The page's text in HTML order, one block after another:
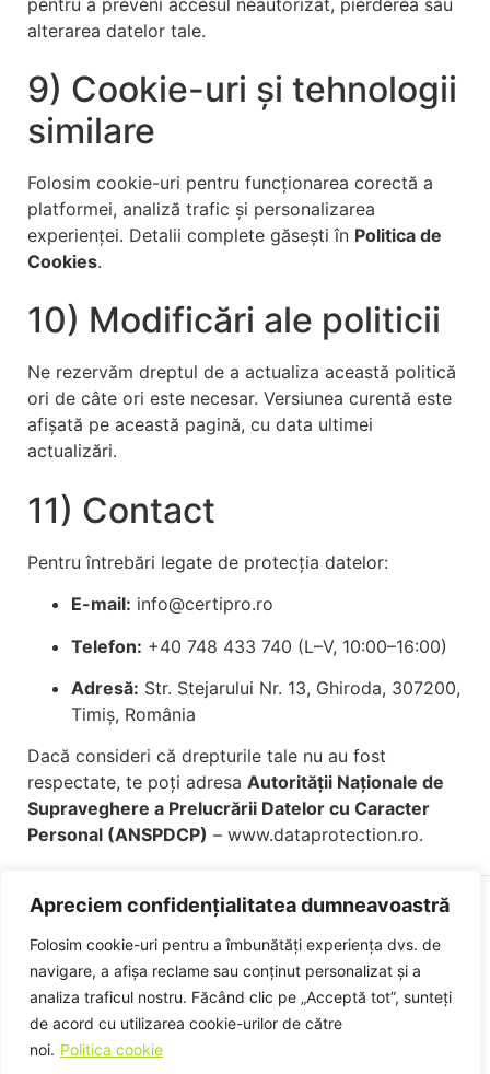
Apreciem confidențialitatea dumneavoastră
Folosim cookie-uri pentru a îmbunătăți experiența dvs. de
navigare, a afișa reclame sau conținut personalizat și a
analiza traficul nostru. Făcând clic pe „Acceptă tot”, sunteți
de acord cu utilizarea cookie-urilor de către
noi. Politica cookie
alterarea datelor tale.
9) Cookie-uri și tehnologii
similare
Folosim cookie-uri pentru funcționarea corectă a
platformei, analiză trafic și personalizarea
experienței. Detalii complete găsești în Politica de
Cookies.
10) Modificări ale politicii
Ne rezervăm dreptul de a actualiza această politică
ori de câte ori este necesar. Versiunea curentă este
afișată pe această pagină, cu data ultimei
actualizări.
11) Contact
Pentru întrebări legate de protecția datelor:
E-mail: info@certipro.ro
Telefon: +40 748 433 740 (L–V, 10:00–16:00)
Adresă: Str. Stejarului Nr. 13, Ghiroda, 307200,
Timiș, România
Dacă consideri că drepturile tale nu au fost
respectate, te poți adresa Autorității Naționale de
Supraveghere a Prelucrării Datelor cu Caracter
Personal (ANSPDCP) – www.dataprotection.ro.
Politica de confidențialitate
Politica de cookies
Termeni și condiții